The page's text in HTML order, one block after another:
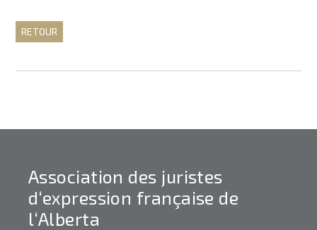
RETOUR
Association des juristes
d‘expression française de
l‘Alberta